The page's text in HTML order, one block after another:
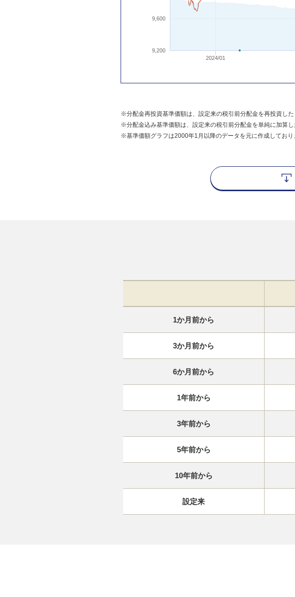
2024/01
9,200
9,600
※分配金再投資基準価額は、設定来の税引前分配金を再投資し
※分配金込み基準価額は、設定来の税引前分配金を単純に加算し
※基準価額グラフは2000年1月以降のデータを元に作成しており
1か月前から
3か月前から
6か月前から
1年前から
3年前から
5年前から
10年前から
設定来